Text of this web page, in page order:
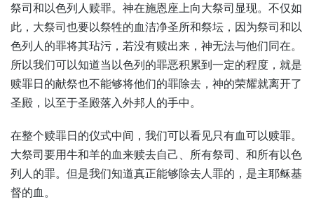
祭司和以色列人赎罪。神在施恩座上向大祭司显现。不仅如
此，大祭司也要以祭牲的血洁净圣所和祭坛，因为祭司和以
色列人的罪将其玷污，若没有赎出来，神无法与他们同在。
所以我们可以知道当以色列的罪恶积累到一定的程度，就是
赎罪日的献祭也不能够将他们的罪除去，神的荣耀就离开了
圣殿，以至于圣殿落入外邦人的手中。
在整个赎罪日的仪式中间，我们可以看见只有血可以赎罪。
大祭司要用牛和羊的血来赎去自己、所有祭司、和所有以色
列人的罪。但是我们知道真正能够除去人罪的，是主耶稣基
督的血。